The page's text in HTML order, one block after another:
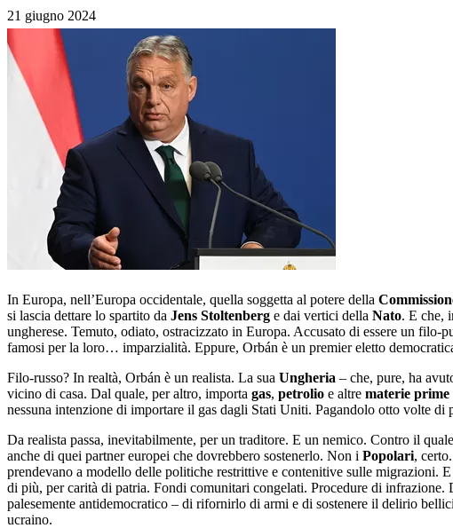
21 giugno 2024
In Europa, nell’Europa occidentale, quella soggetta al potere della
si lascia dettare lo spartito da Jens Stoltenberg e dai vertici della Nato. E che,
ungherese. Temuto, odiato, ostracizzato in Europa. Accusato di essere un filo-
famosi per la loro… imparzialità. Eppure, Orbán è un premier eletto
Filo-russo? In realtà, Orbán è un realista. La sua Ungheria – che, pure, ha
vicino di casa. Dal quale, per altro, importa gas, petrolio e altre materie prime
nessuna intenzione di importare il gas dagli Stati Uniti. Pagandolo otto volte
Da realista passa, inevitabilmente, per un traditore. E un nemico. Contro il
anche di quei partner europei che dovrebbero sostenerlo. Non i Popolari,
prendevano a modello delle politiche restrittive e contenitive sulle migrazioni.
di più, per carità di patria. Fondi comunitari congelati. Procedure di
palesemente antidemocratico – di rifornirlo di armi e di sostenere il delirio
ucraino.